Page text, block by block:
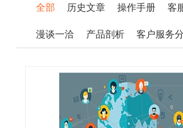
全部 历史文章 操作手册 客
漫谈一洽 产品剖析 客户服务